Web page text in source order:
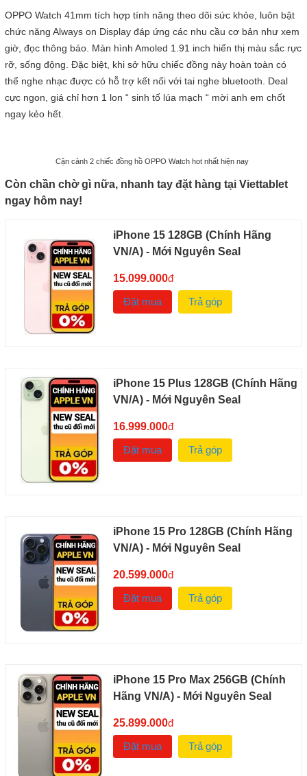
OPPO Watch 41mm tích hợp tính năng theo dõi sức khỏe, luôn bật
chức năng Always on Display đáp ứng các nhu cầu cơ bản như xem
giờ, đọc thông báo. Màn hình Amoled 1.91 inch hiển thị màu sắc rực
rỡ, sống động. Đặc biệt, khi sở hữu chiếc đồng này hoàn toàn có
thể nghe nhạc được có hỗ trợ kết nối với tai nghe bluetooth. Deal
cực ngon, giá chỉ hơn 1 lon “ sinh tố lúa mạch “ mời anh em chốt
ngay kẻo hết.
Cận cảnh 2 chiếc đồng hồ OPPO Watch hot nhất hiện nay
Còn chần chờ gì nữa, nhanh tay đặt hàng tại Viettablet
ngay hôm nay!
iPhone 15 128GB (Chính Hãng
VN/A) - Mới Nguyên Seal
15.099.000đ
Đặt mua
Trả góp
iPhone 15 Plus 128GB (Chính Hãng
VN/A) - Mới Nguyên Seal
16.999.000đ
Đặt mua
Trả góp
iPhone 15 Pro 128GB (Chính Hãng
VN/A) - Mới Nguyên Seal
20.599.000đ
Đặt mua
Trả góp
iPhone 15 Pro Max 256GB (Chính
Hãng VN/A) - Mới Nguyên Seal
25.899.000đ
Đặt mua
Trả góp